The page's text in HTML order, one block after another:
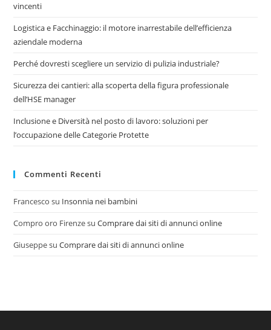
vincenti
Logistica e Facchinaggio: il motore inarrestabile dell’efficienza
aziendale moderna
Perché dovresti scegliere un servizio di pulizia industriale?
Sicurezza dei cantieri: alla scoperta della figura professionale
dell’HSE manager
Inclusione e Diversità nel posto di lavoro: soluzioni per
l’occupazione delle Categorie Protette
Commenti Recenti
Francesco su Insonnia nei bambini
Compro oro FirenzesuComprare dai siti di annunci online
GiuseppesuComprare dai siti di annunci online